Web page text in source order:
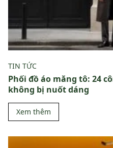
TIN TỨC
Phối đồ áo măng tô: 24
không bị nuốt dáng
Xem thêm